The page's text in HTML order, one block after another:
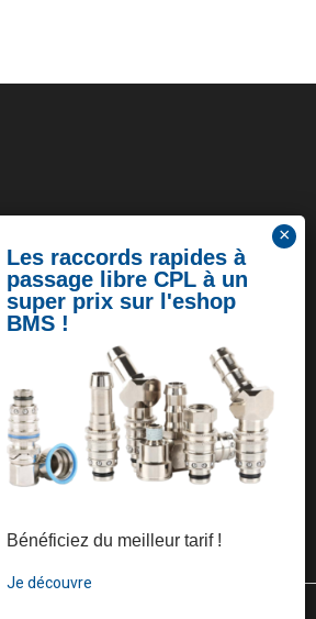
Bénéficiez du meilleur tarif !
Je découvre